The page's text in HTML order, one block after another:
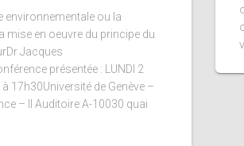
environnementale ou la
mise en oeuvre du principe du
Jacques
présentée : LUNDI 2
à 17h30Université de Genève –
– II Auditoire A-10030 quai